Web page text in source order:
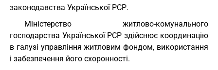
законодавства Української РСР.
Міністерство житлово-комунального
господарства Української РСР здійснює координацію
в галузі управління житловим фондом, використання
і забезпечення його схоронності.